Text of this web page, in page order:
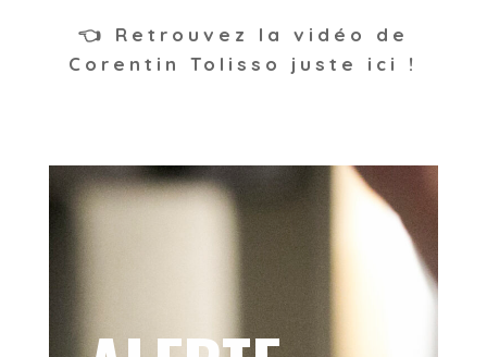
👈 Retrouvez la vidéo de
Corentin Tolisso juste ici !